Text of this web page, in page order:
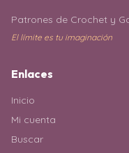
Patrones de Crochet y
El límite es tu imaginación
Enlaces
Inicio
Mi cuenta
Buscar